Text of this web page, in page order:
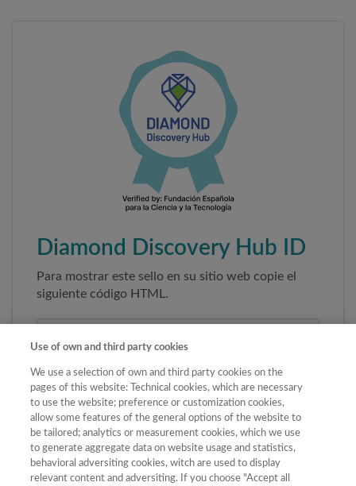
Diamond Discovery Hub ID
Para mostrar este sello en su sitio web copie el
siguiente código HTML.
Copiar código
Use of own and third party cookies
We use a selection of own and third party cookies on the
pages of this website: Technical cookies, which are necessary
to use the website; preference or customization cookies,
allow some features of the general options of the website to
be tailored; analytics or measurement cookies, which we use
to generate aggregate data on website usage and statistics,
behavioral adversiting cookies, witch are used to display
relevant content and adversiting. If you choose "Accept all